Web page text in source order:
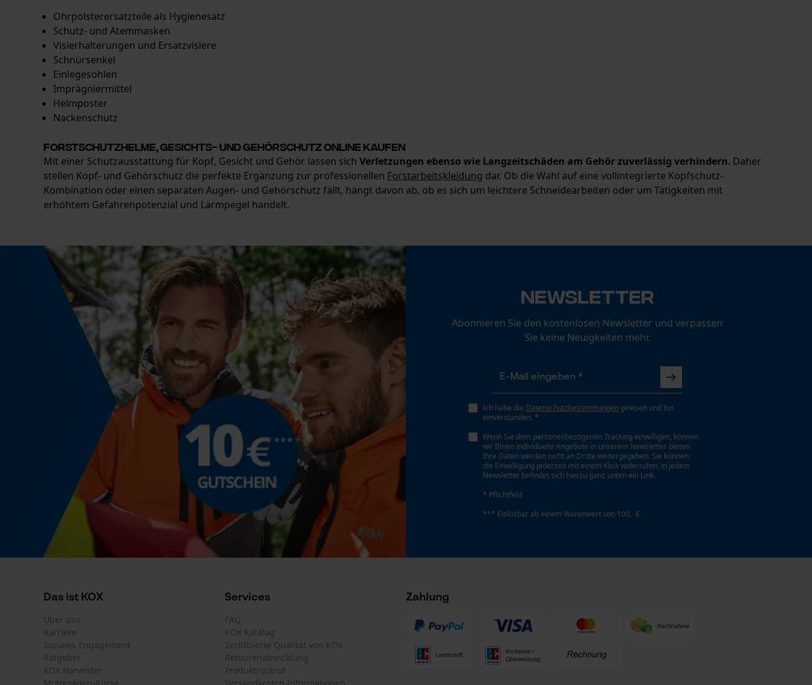
Ohrpolsterersatzteile als Hygienesatz
Schutz- und Atemmasken
Visierhalterungen und Ersatzvisiere
Schnürsenkel
Einlegesohlen
Imprägniermittel
Helmposter
Nackenschutz
Forstschutzhelme, Gesichts- und Gehörschutz online kaufen
Mit einer Schutzausstattung für Kopf, Gesicht und Gehör lassen sich Verletzungen ebenso wie Langzeitschäden am Gehör zuverlässig verhindern. Daher
stellen Kopf- und Gehörschutz die perfekte Ergänzung zur professionellen Forstarbeitskleidung dar. Ob die Wahl auf eine vollintegrierte Kopfschutz-
Kombination oder einen separaten Augen- und Gehörschutz fällt, hängt davon ab, ob es sich um leichtere Schneidearbeiten oder um Tätigkeiten mit
erhöhtem Gefahrenpotenzial und Lärmpegel handelt.
Newsletter
Abonnieren Sie den kostenlosen Newsletter und verpassen
Sie keine Neuigkeiten mehr.
Ich habe die Datenschutzbestimmungen gelesen und bin
einverstanden. *
Wenn Sie dem personenbezogenen Tracking einwilligen, können
wir Ihnen individuelle Angebote in unserem Newsletter bieten.
Ihre Daten werden nicht an Dritte weitergegeben. Sie können
die Einwilligung jederzeit mit einem Klick widerrufen, in jedem
Newsletter befindet sich hierzu ganz unten ein Link.
* Pflichtfeld
*** Einlösbar ab einem Warenwert von 100,- €
Das ist KOX
Über uns
Karriere
Soziales Engagement
Ratgeber
KOX Harvester
Services
FAQ
KOX Katalog
Zertifizierte Qualität von KOX
Retourenabwicklung
Produktrückruf
Zahlung
Econda Tag Manager
Econda Analytics
Mouseflow Web Analytics Tool
Fact-Finder Tracking
Funktionale Cookies
Gespeicherter Warenkorb
YouTube-Videos
Kontaktaufnahme per Chat
Google Global Site Tag
Microsoft Advertising Universal Event